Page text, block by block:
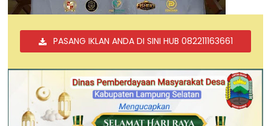
PASANG IKLAN ANDA DI SINI HUB 082211163661